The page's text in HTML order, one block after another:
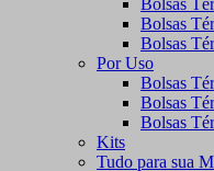
Bolsas
Bolsas
Bolsas
Por Uso
Bolsas
Bolsas
Bolsas
Kits
Tudo para sua